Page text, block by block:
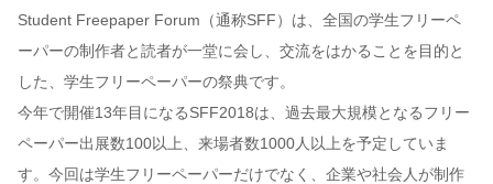
Student Freepaper Forum（通称SFF）は、全国の学生フリーペ
ーパーの制作者と読者が一堂に会し、交流をはかることを目的と
した、学生フリーペーパーの祭典です。
今年で開催13年目になるSFF2018は、過去最大規模となるフリー
ペーパー出展数100以上、来場者数1000人以上を予定していま
す。今回は学生フリーペーパーだけでなく、企業や社会人が制作